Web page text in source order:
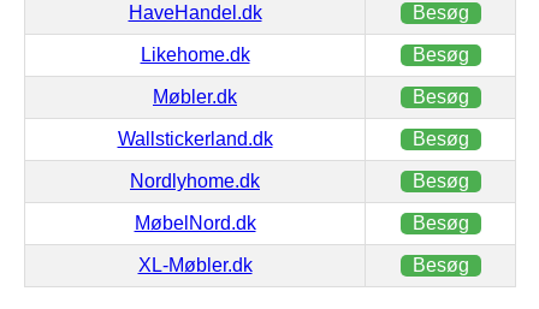
HaveHandel.dk Besøg
Likehome.dk Besøg
Møbler.dk Besøg
Wallstickerland.dk Besøg
Nordlyhome.dk Besøg
MøbelNord.dk Besøg
XL-Møbler.dk Besøg